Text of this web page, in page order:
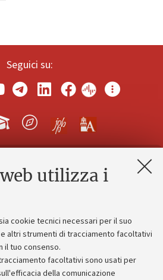
utilizza i
cookie tecnici necessari per il suo
altri strumenti di tracciamento facoltativi
il tuo consenso.
facoltativi sono usati per
della comunicazione
Seguici su:
Contatti e PEC
community
strategico
Bilanci